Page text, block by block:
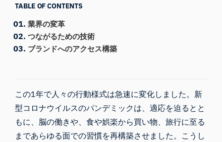
TABLE OF CONTENTS
業界の変革
つながるための技術
ブランドへのアクセス構築
この1年で人々の行動様式は急速に変化しました。新
型コロナウイルスのパンデミックは、適応を迫るとと
もに、脳の働きや、食や娯楽から買い物、旅行に至る
まであらゆる面での習慣を再構築させました。こうし